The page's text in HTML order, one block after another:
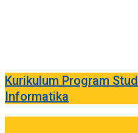
Kurikulum Program
Informatika